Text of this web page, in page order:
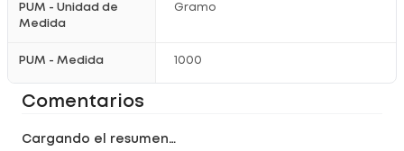
PUM - Unidad de
Medida
Gramo
PUM - Medida 1000
Comentarios
Cargando el resumen…